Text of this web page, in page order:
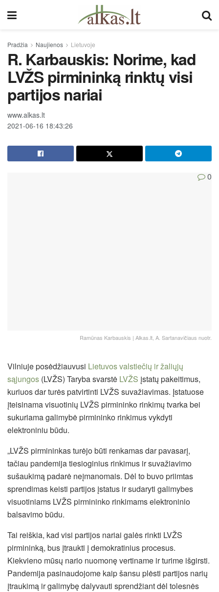
Pradžia Naujienos Lietuvoje
R. Karbauskis: Norime, kad
LVŽS pirmininką rinktų visi
partijos nariai
www.alkas.lt
2021-06-16 18:43:26
0
Ramūnas Karbauskis | Alkas.lt, A. Sartanavičiaus nuotr.
Vilniuje posėdžiauvusi Lietuvos valstiečių ir žaliųjų
sąjungos (LVŽS) Taryba svarstė LVŽS įstatų pakeitimus,
kuriuos dar turės patvirtinti LVŽS suvažiavimas. Įstatuose
įteisinama visuotinių LVŽS pirmininko rinkimų tvarka bei
sukuriama galimybė pirmininko rinkimus vykdyti
elektroniniu būdu.
„LVŽS pirmininkas turėjo būti renkamas dar pavasarį,
tačiau pandemija tiesioginius rinkimus ir suvažiavimo
sušaukimą padarė neįmanomais. Dėl to buvo priimtas
sprendimas keisti partijos įstatus ir sudaryti galimybes
visuotiniams LVŽS pirmininko rinkimams elektroninio
balsavimo būdu.
Tai reiškia, kad visi partijos nariai galės rinkti LVŽS
pirmininką, bus įtraukti į demokratinius procesus.
Kiekvieno mūsų nario nuomonę vertiname ir turime išgirsti.
Pandemija pasinaudojome kaip šansu plėsti partijos narių
įtraukimą ir galimybę dalyvauti sprendžiant dėl tolesnės